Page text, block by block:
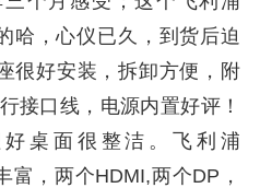
哈，心仪已久，到货后迫
很好安装，拆卸方便，附
接口线，电源内置好评！
桌面很整洁。飞利浦
富，两个HDMI,两个DP，